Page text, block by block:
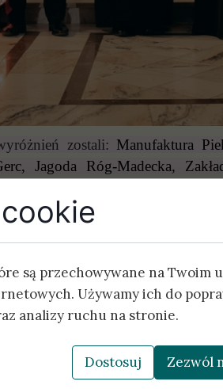
zostali: Manufaktura
Jagoda Róg-Madecka,
wolontariuszy z
Nuzhny (wyróżnienia),
Bartłomiej Łuszczyk, ks.
Dłonie Miłosierdzia 2025
Ośrodka Miłosierdzia
Pantelejmona w
jest niesienie pomocy
są przechowywane na Twoim
Używamy ich do
analizy ruchu na stronie.
Dostosuj Zezwól